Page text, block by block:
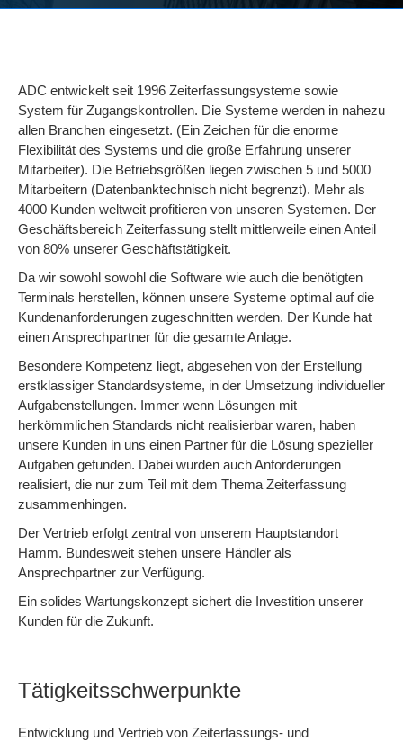
ADC entwickelt seit 1996 Zeiterfassungsysteme sowie
System für Zugangskontrollen. Die Systeme werden in nahezu
allen Branchen eingesetzt. (Ein Zeichen für die enorme
Flexibilität des Systems und die große Erfahrung unserer
Mitarbeiter). Die Betriebsgrößen liegen zwischen 5 und 5000
Mitarbeitern (Datenbanktechnisch nicht begrenzt). Mehr als
4000 Kunden weltweit profitieren von unseren Systemen. Der
Geschäftsbereich Zeiterfassung stellt mittlerweile einen Anteil
von 80% unserer Geschäftstätigkeit.
Da wir sowohl sowohl die Software wie auch die benötigten
Terminals herstellen, können unsere Systeme optimal auf die
Kundenanforderungen zugeschnitten werden. Der Kunde hat
einen Ansprechpartner für die gesamte Anlage.
Besondere Kompetenz liegt, abgesehen von der Erstellung
erstklassiger Standardsysteme, in der Umsetzung individueller
Aufgabenstellungen. Immer wenn Lösungen mit
herkömmlichen Standards nicht realisierbar waren, haben
unsere Kunden in uns einen Partner für die Lösung spezieller
Aufgaben gefunden. Dabei wurden auch Anforderungen
realisiert, die nur zum Teil mit dem Thema Zeiterfassung
zusammenhingen.
Der Vertrieb erfolgt zentral von unserem Hauptstandort
Hamm. Bundesweit stehen unsere Händler als
Ansprechpartner zur Verfügung.
Ein solides Wartungskonzept sichert die Investition unserer
Kunden für die Zukunft.
Tätigkeitsschwerpunkte
Entwicklung und Vertrieb von Zeiterfassungs- und